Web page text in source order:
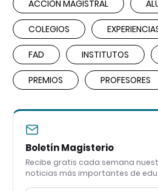
ACCIÓN MAGISTRAL
COLEGIOS
FAD INSTITUTOS
PREMIOS PROFESORES
Boletín Magisterio
Recibe gratis cada semana
noticias más importantes de